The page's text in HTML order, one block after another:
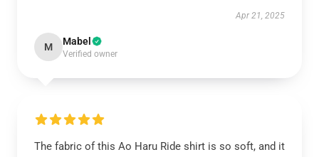
Apr 21, 2025
M Mabel
Verified owner
The fabric of this Ao Haru Ride shirt is so soft, and it